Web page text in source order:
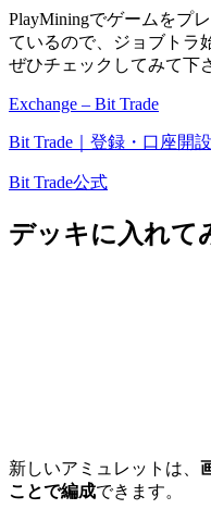
PlayMiningでゲームをプ
ているので、ジョブトラ
ぜひチェックしてみて下
Exchange – Bit Trade
Bit Trade｜登録・口座開
Bit Trade公式
デッキに入れて
新しいアミュレットは、
ことで編成できます。